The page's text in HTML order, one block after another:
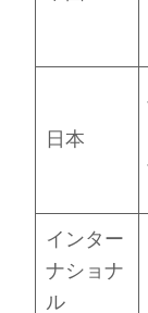
日本
インター
ナショナ
ル